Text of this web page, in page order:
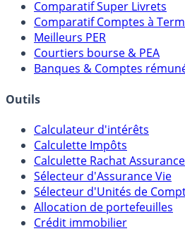
Comparatif Super Livrets
Comparatif Comptes à
Meilleurs PER
Courtiers bourse & PEA
Banques & Comptes
Outils
Calculateur d'intérêts
Calculette Impôts
Calculette Rachat
Sélecteur d'Assurance Vie
Sélecteur d'Unités de
Allocation de portefeuilles
Crédit immobilier